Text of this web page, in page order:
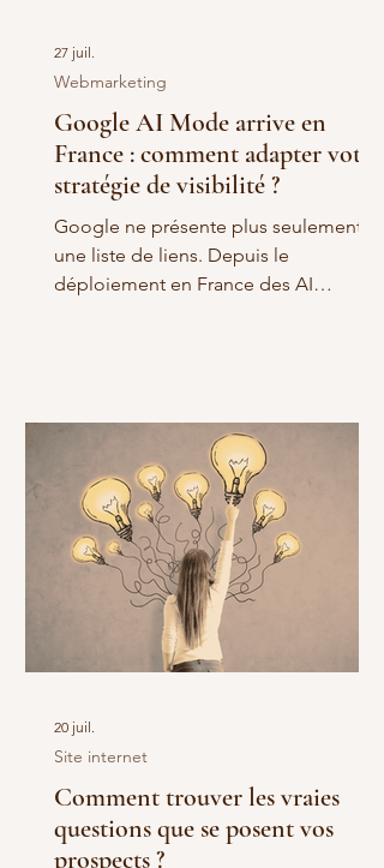
Google AI Mode arrive en
France : comment adapter votre
stratégie de visibilité ?
Google ne présente plus seulement
une liste de liens. Depuis le
déploiement en France des AI
sa recherche sous la forme d’un
échange. Cette évolution soulève
naturellement plusieurs questions
pour les entreprises : les internautes
vont-ils encore visiter les sites ? le trafic
issu de Google va-t-il diminuer ? faut-il
revoir toute s
Webmarketing
27 juil.
Comment trouver les vraies
questions que se posent vos
prospects ?
Site internet
20 juil.